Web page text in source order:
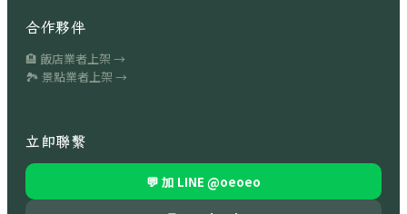
合作夥伴
🏨 飯店業者上架 →
🏞 景點業者上架 →
立即聯繫
💬 加 LINE @oeoeo